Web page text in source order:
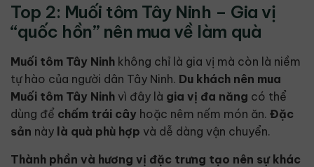
Top 2: Muối tôm Tây Ninh – Gia vị
“quốc hồn” nên mua về làm quà
Muối tôm Tây Ninh không chỉ là gia vị mà còn là niềm
tự hào của người dân Tây Ninh. Du khách nên mua
Muối tôm Tây Ninh vì đây là gia vị đa năng có thể
dùng để chấm trái cây hoặc nêm nếm món ăn. Đặc
sản này là quà phù hợp và dễ dàng vận chuyển.
Thành phần và hương vị đặc trưng tạo nên sự khác